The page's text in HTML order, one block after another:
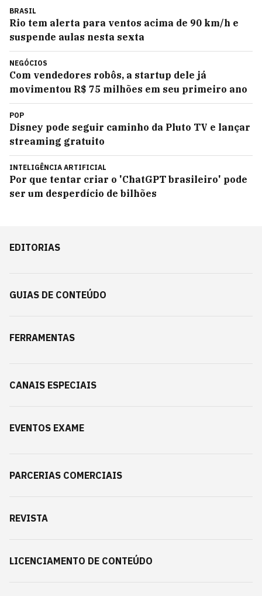
BRASIL
Rio tem alerta para ventos acima de 90 km/h e
suspende aulas nesta sexta
NEGÓCIOS
Com vendedores robôs, a startup dele já
movimentou R$ 75 milhões em seu primeiro ano
POP
Disney pode seguir caminho da Pluto TV e lançar
streaming gratuito
INTELIGÊNCIA ARTIFICIAL
Por que tentar criar o 'ChatGPT brasileiro' pode
ser um desperdício de bilhões
EDITORIAS
GUIAS DE CONTEÚDO
FERRAMENTAS
CANAIS ESPECIAIS
EVENTOS EXAME
PARCERIAS COMERCIAIS
REVISTA
LICENCIAMENTO DE CONTEÚDO